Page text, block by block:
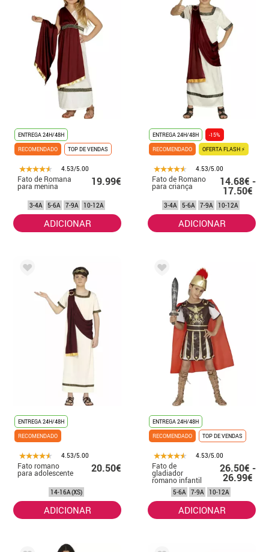
diferentes com o branco e o dourado como cores estrela.
ENTREGA 24H/48H
RECOMENDADO
TOP DE VENDAS
4.53/5.00
Fato de Romana
para menina 19.99€
3-4A 5-6A 7-9A 10-12A
ADICIONAR
ENTREGA 24H/48H
-15%
RECOMENDADO
OFERTA FLASH ⚡
4.53/5.00
Fato de Romano
para criança 14.68€ -
17.50€
3-4A 5-6A 7-9A 10-12A
ADICIONAR
ENTREGA 24H/48H
RECOMENDADO
4.53/5.00
Fato romano
para adolescente 20.50€
14-16A (XS)
ADICIONAR
ENTREGA 24H/48H
RECOMENDADO
TOP DE VENDAS
4.53/5.00
Fato de
gladiador
romano infantil
26.50€ -
26.99€
5-6A 7-9A 10-12A
ADICIONAR